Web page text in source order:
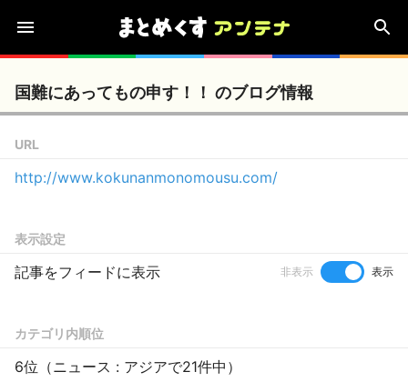
国難にあってもの申す！！ のブログ情報
URL
http://www.kokunanmonomousu.com/
表示設定
記事をフィードに表示 非表示 表示
カテゴリ内順位
6位（ニュース : アジアで21件中）